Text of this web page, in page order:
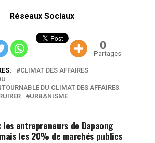
Réseaux Sociaux
0
Partages
CLIMAT DES AFFAIRES
DU CLIMAT DES AFFAIRES
URBANISME
les entrepreneurs de Dapaong
les 20% de marchés publics